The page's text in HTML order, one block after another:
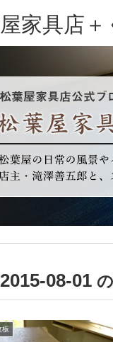
家具店
2015-08-01
板